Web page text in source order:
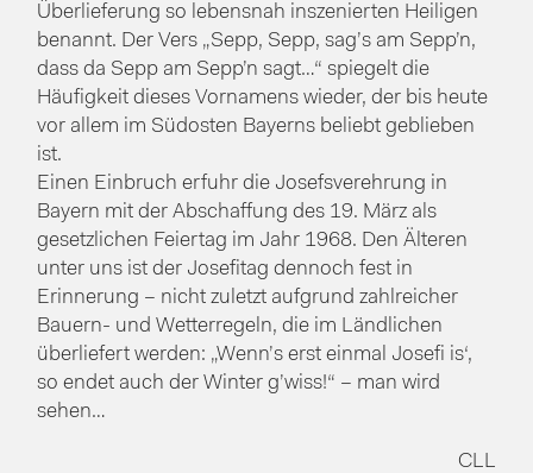
Überlieferung so lebensnah inszenierten Heiligen
benannt. Der Vers „Sepp, Sepp, sag’s am Sepp’n,
dass da Sepp am Sepp’n sagt…“ spiegelt die
Häufigkeit dieses Vornamens wieder, der bis heute
vor allem im Südosten Bayerns beliebt geblieben
ist.
Einen Einbruch erfuhr die Josefsverehrung in
Bayern mit der Abschaffung des 19. März als
gesetzlichen Feiertag im Jahr 1968. Den Älteren
unter uns ist der Josefitag dennoch fest in
Erinnerung – nicht zuletzt aufgrund zahlreicher
Bauern- und Wetterregeln, die im Ländlichen
überliefert werden: „Wenn’s erst einmal Josefi is‘,
so endet auch der Winter g’wiss!“ – man wird
sehen…
CLL